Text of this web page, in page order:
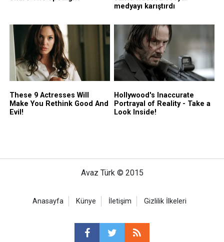
Avaz Türk © 2015
Anasayfa Künye İletişim Gizlilik İlkeleri